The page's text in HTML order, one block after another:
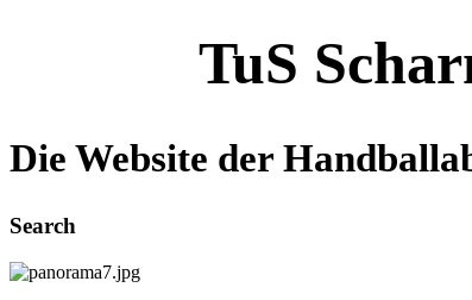
TuS
Die Website der
Search